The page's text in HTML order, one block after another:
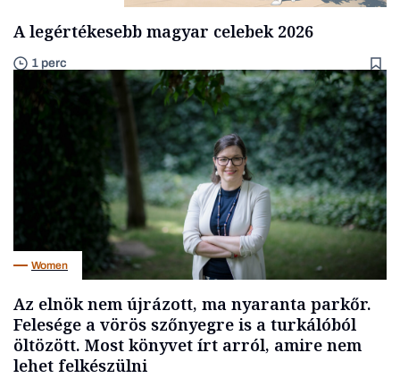
A legértékesebb magyar celebek 2026
1 perc
Women
Az elnök nem újrázott, ma nyaranta parkőr.
Felesége a vörös szőnyegre is a turkálóból
öltözött. Most könyvet írt arról, amire nem
lehet felkészülni